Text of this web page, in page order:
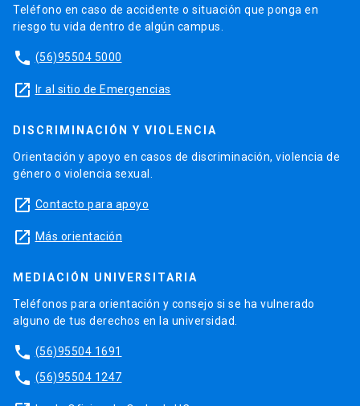
Teléfono en caso de accidente o situación que ponga en
riesgo tu vida dentro de algún campus.
phone (56)95504 5000
launch Ir al sitio de Emergencias
DISCRIMINACIÓN Y VIOLENCIA
Orientación y apoyo en casos de discriminación, violencia de
género o violencia sexual.
launch Contacto para apoyo
launch Más orientación
MEDIACIÓN UNIVERSITARIA
Teléfonos para orientación y consejo si se ha vulnerado
alguno de tus derechos en la universidad.
phone (56)95504 1691
phone (56)95504 1247